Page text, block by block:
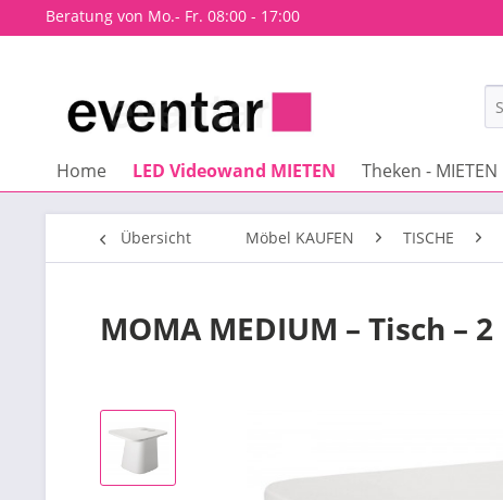
Beratung von Mo.- Fr. 08:00 - 17:00
Home LED Videowand MIETEN Theken - MIETEN
Übersicht Möbel KAUFEN TISCHE
MOMA MEDIUM – Tisch – 2